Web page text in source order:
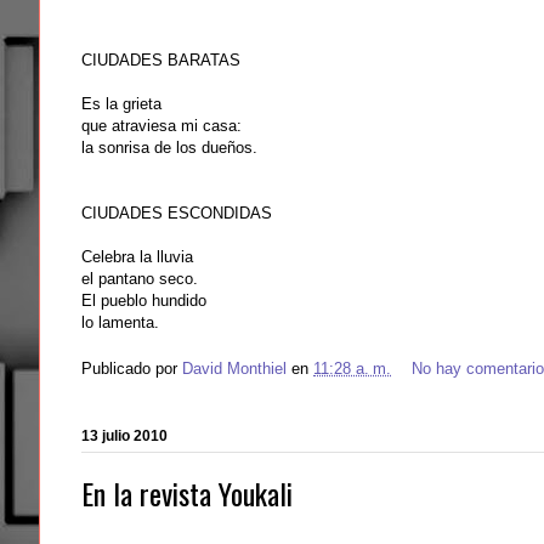
CIUDADES BARATAS
Es la grieta
que atraviesa mi casa:
la sonrisa de los dueños.
CIUDADES ESCONDIDAS
Celebra la lluvia
el pantano seco.
El pueblo hundido
lo lamenta.
Publicado por David Monthiel en 11:28 a. m. No hay
13 julio 2010
En la revista Youkali